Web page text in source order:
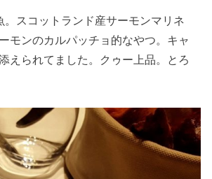
。スコットランド産サーモンマリネ
モンのカルパッチョ的なやつ。キャ
えられてました。クゥー上品。とろ